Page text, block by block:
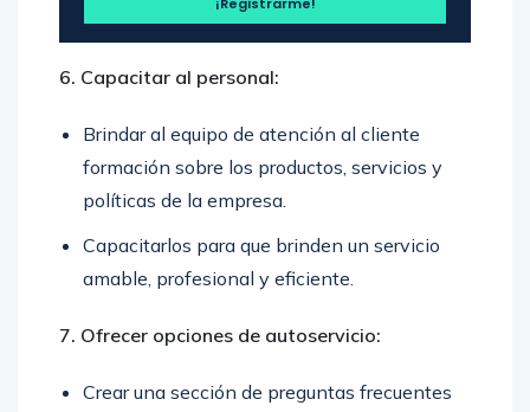
6. Capacitar al personal:
Brindar al equipo de atención al cliente
formación sobre los productos, servicios y
políticas de la empresa.
Capacitarlos para que brinden un servicio
amable, profesional y eficiente.
7. Ofrecer opciones de autoservicio:
Crear una sección de preguntas frecuentes